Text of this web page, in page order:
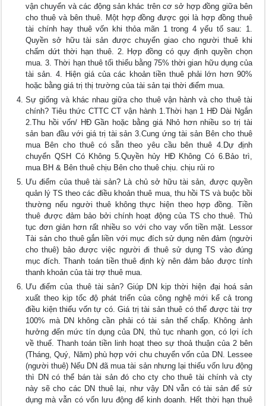
vận chuyển và các động sản khác trên cơ sở hợp đồng giữa bên
cho thuê và bên thuê. Một hợp đồng được gọi là hợp đồng thuê
tài chính hay thuê vốn khi thỏa mãn 1 trong 4 yếu tố sau: 1.
Quyền sở hữu tài sản được chuyển giao cho người thuê khi
chấm dứt thời hạn thuê. 2. Hợp đồng có quy định quyền chọn
mua. 3. Thời hạn thuê tối thiểu bằng 75% thời gian hữu dụng của
tài sản. 4. Hiện giá của các khoản tiền thuê phải lớn hơn 90%
hoặc bằng giá trị thị trường của tài sản tại thời điểm mua.
Sự giống và khác nhau giữa cho thuê vận hành và cho thuê tài
chính? Tiêu thức CTTC CT vận hành 1.Thời hạn 1 HĐ Dài Ngắn
2.Thu hồi vốn/ HĐ Gần hoặc bằng giá Nhỏ hơn nhiều so trị tài
sản ban đầu với giá trị tài sản 3.Cung ứng tài sản Bên cho thuê
mua Bên cho thuê có sẵn theo yêu cầu bên thuê 4.Dự định
chuyển QSH Có Không 5.Quyền hủy HĐ Không Có 6.Bảo trì,
mua BH & Bên thuê chịu Bên cho thuê chịu. chịu rủi ro
Ưu điểm của thuê tài sản? Là chủ sở hữu tài sản, được quyền
quản lý TS theo các điều khoản thuê mua, thu hồi TS và buộc bồi
thường nếu người thuê không thực hiện theo hợp đồng. Tiền
thuê được đảm bảo bởi chính hoạt động của TS cho thuê. Thủ
tục đơn giản hơn rất nhiều so với cho vay vốn tiền mặt. Lessor
Tài sản cho thuê gắn liền với mục đích sử dụng nên đảm (người
cho thuê) bảo được việc người đi thuê sử dụng TS vào đúng
mục đích. Thanh toán tiền thuê định kỳ nên đảm bảo được tính
thanh khoản của tài trợ thuê mua.
Ưu điểm của thuê tài sản? Giúp DN kịp thời hiện đại hoá sản
xuất theo kịp tốc độ phát triển của công nghệ mới kể cả trong
điều kiện thiếu vốn tự có. Giá trị tài sản thuê có thể được tài trợ
100% mà DN không cần phải có tài sản thế chấp. Không ảnh
hưởng đến mức tín dụng của DN, thủ tục nhanh gọn, có lợi ích
về thuế. Thanh toán tiền linh hoạt theo sự thoả thuận của 2 bên
(Tháng, Quý, Năm) phù hợp với chu chuyển vốn của DN. Lessee
(người thuê) Nếu DN đã mua tài sản nhưng lại thiếu vốn lưu động
thì DN có thể bán tài sản đó cho cty cho thuê tài chính và cty
này sẽ cho các DN thuê lại, như vậy DN vẫn có tài sản để sử
dụng mà vẫn có vốn lưu động để kinh doanh. Hết thời hạn thuê